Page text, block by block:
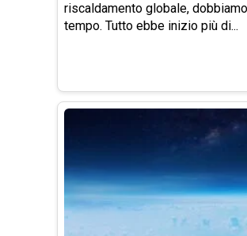
riscaldamento globale,
tempo. Tutto ebbe inizio più di...